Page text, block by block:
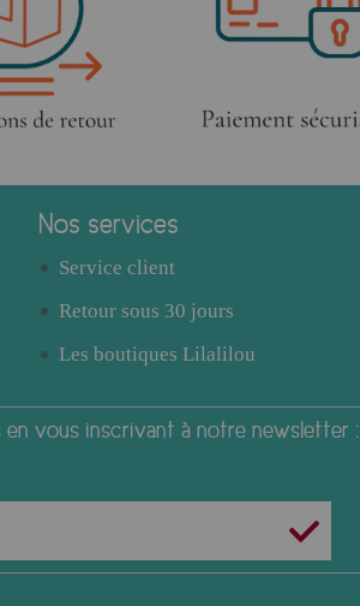
Nos services
Service client
Retour sous 30 jours
Les boutiques Lilalilou
vous inscrivant à notre newsletter :